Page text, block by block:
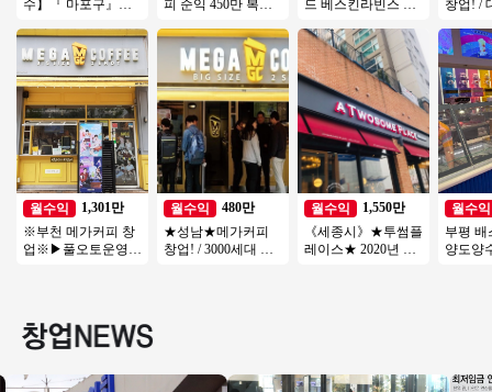
수】『 마포구』＃
달X＃메가 인수비용
저렴
월수익
1,301만
※부천 메가커피 창
업※▶풀오토운영◀
피 순익 450만 복합
보창업/여성창업/소
자본창업
월수익
480만
★성남★메가커피
창업! / 3000세대 이
드 베스킨라빈스 양
업 ♥ 초보추천 ♥
월수익
1,550만
《세종시》★투썸플
레이스★ 2020년 신
창업! /
쟁업체
월수익
부평 배
양도양